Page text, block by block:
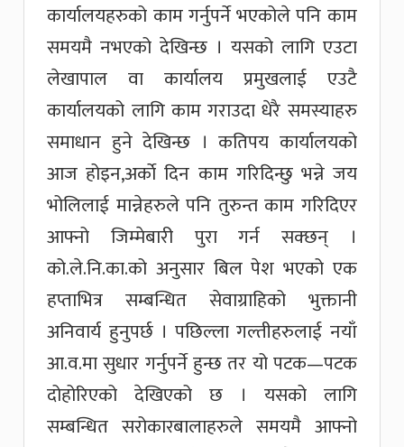
कार्यालयहरुको काम गर्नुपर्ने भएकोले पनि काम
समयमै नभएको देखिन्छ । यसको लागि एउटा
लेखापाल वा कार्यालय प्रमुखलाई एउटै
कार्यालयको लागि काम गराउदा धेरै समस्याहरु
समाधान हुने देखिन्छ । कतिपय कार्यालयको
आज होइन,अर्काे दिन काम गरिदिन्छु भन्ने जय
भोलिलाई मान्नेहरुले पनि तुरुन्त काम गरिदिएर
आफ्नो जिम्मेबारी पुरा गर्न सक्छन् ।
को.ले.नि.का.को अनुसार बिल पेश भएको एक
हप्ताभित्र सम्बन्धित सेवाग्राहिको भुक्तानी
अनिवार्य हुनुपर्छ । पछिल्ला गल्तीहरुलाई नयाँ
आ.व.मा सुधार गर्नुपर्ने हुन्छ तर यो पटक—पटक
दोहोरिएको देखिएको छ । यसको लागि
सम्बन्धित सरोकारबालाहरुले समयमै आफ्नो